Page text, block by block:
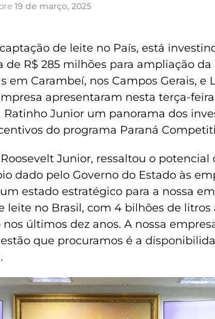
19 de março, 2025
de leite no País, está
de R$ 285 milhões para ampliação
em Carambeí, nos Campos Gerais, e
apresentaram nesta terça-feira
Ratinho Junior um panorama dos
do programa Paraná
Junior, ressaltou o potencial
dado pelo Governo do Estado às
estado estratégico para a nossa
leite no Brasil, com 4 bilhões de litros
últimos dez anos. A nossa
que procuramos é a